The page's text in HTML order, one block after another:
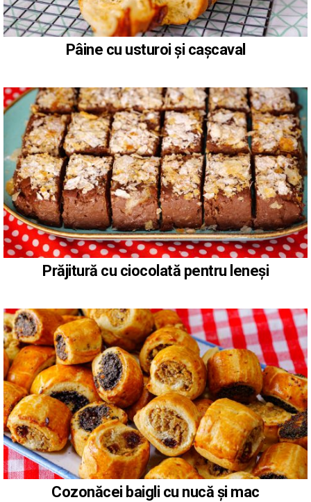
Pâine cu usturoi și cașcaval
Prăjitură cu ciocolată pentru leneși
Cozonăcei baigli cu nucă și mac